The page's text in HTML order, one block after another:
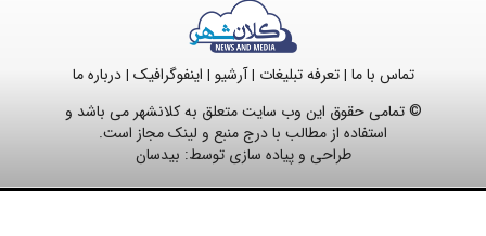
تماس با ما |تعرفه تبلیغات |آرشیو | اینفوگرافیک |درباره ما
© تمامی حقوق این وب سایت متعلق به کلانشهر می باشد و
استفاده از مطالب با درج منبع و لینک مجاز است.
طراحی و پیاده سازی توسط: بیدسان